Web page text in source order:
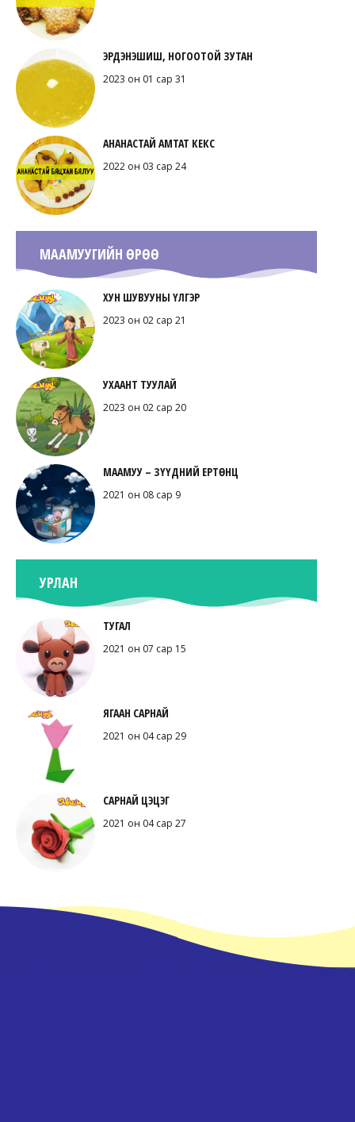
ЭРДЭНЭШИШ, НОГООТОЙ ЗУТАН
2023 он 01 сар 31
АНАНАСТАЙ АМТАТ КЕКС
2022 он 03 сар 24
МААМУУГИЙН ӨРӨӨ
ХУН ШУВУУНЫ ҮЛГЭР
2023 он 02 сар 21
УХААНТ ТУУЛАЙ
2023 он 02 сар 20
МААМУУ – ЗҮҮДНИЙ ЕРТӨНЦ
2021 он 08 сар 9
УРЛАН
ТУГАЛ
2021 он 07 сар 15
ЯГААН САРНАЙ
2021 он 04 сар 29
САРНАЙ ЦЭЦЭГ
2021 он 04 сар 27